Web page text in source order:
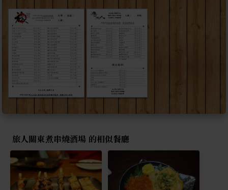
旅人關東煮串燒酒場 的相似餐廳